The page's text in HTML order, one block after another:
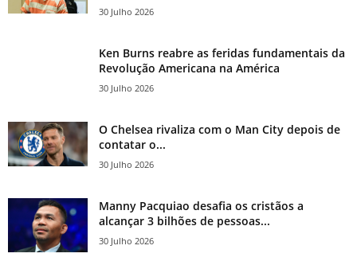
30 Julho 2026
Ken Burns reabre as feridas fundamentais da
Revolução Americana na América
30 Julho 2026
O Chelsea rivaliza com o Man City depois de
contatar o...
30 Julho 2026
Manny Pacquiao desafia os cristãos a
alcançar 3 bilhões de pessoas...
30 Julho 2026